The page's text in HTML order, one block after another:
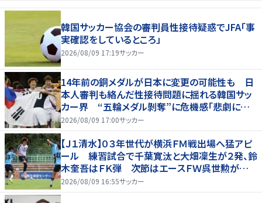
韓国サッカー協会の審判員性接待疑惑でJFA「事
実確認をしているところ」
2026/08/09 17:19サッカー
14年前の銅メダルが日本に変更の可能性も 日
本人審判も絡んだ性接待問題に揺れる韓国サッ
カー界 “五輪メダル剝奪”に危機感「悲劇に見
舞われる」
2026/08/09 17:00サッカー
【Ｊ１清水】０３年世代が横浜ＦＭ戦出場へ猛アピ
ール 練習試合で千葉寛汰と大畑凜生が２発、鈴
木奎吾はＦＫ弾 次節はエースＦＷ呉世勲が出
場停止
2026/08/09 16:55サッカー